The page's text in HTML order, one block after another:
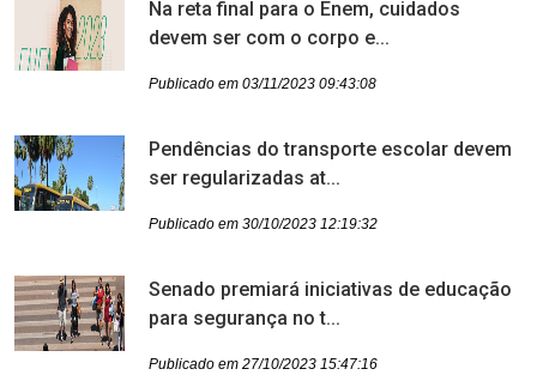
Na reta final para o Enem, cuidados
devem ser com o corpo e...
Publicado em 03/11/2023 09:43:08
Pendências do transporte escolar devem
ser regularizadas at...
Publicado em 30/10/2023 12:19:32
Senado premiará iniciativas de educação
para segurança no t...
Publicado em 27/10/2023 15:47:16